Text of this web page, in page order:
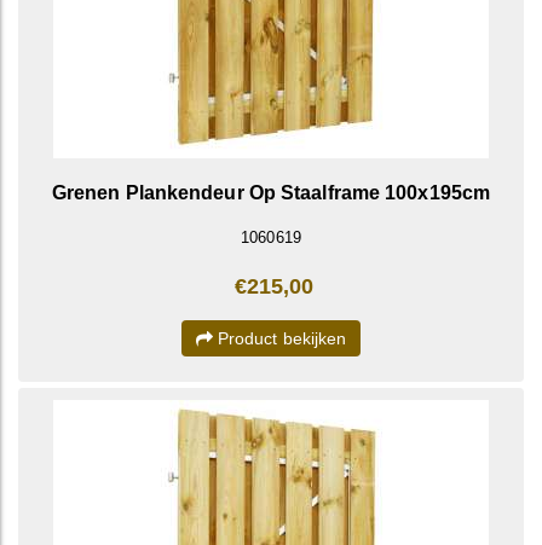
Grenen Plankendeur Op Staalframe 100x195cm
1060619
€215,00
Product bekijken